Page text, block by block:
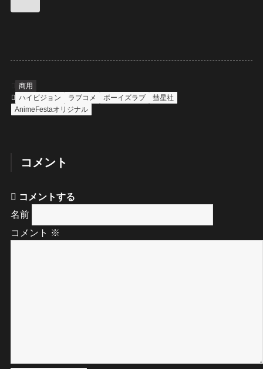
商用
ハイビジョン
ラブコメ ボーイズラブ
彗星社
AnimeFestaオリジナル
コメント
コメントする
名前
コメント ※